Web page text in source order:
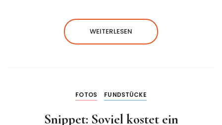
WEITERLESEN
FOTOS FUNDSTÜCKE
Snippet: Soviel kostet ein